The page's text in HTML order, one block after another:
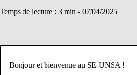
Temps de lecture : 3 min - 07/04/2025
les questions de laïcité et secrétaire
Bonjour et bienvenue au SE-UNSA !